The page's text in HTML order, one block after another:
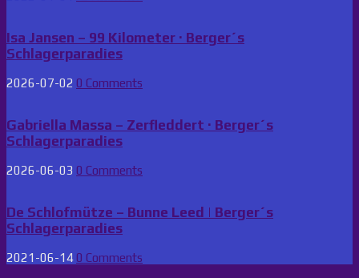
Isa Jansen – 99 Kilometer · Berger´s
Schlagerparadies
2026-07-02 0 Comments
Gabriella Massa – Zerfleddert · Berger´s
Schlagerparadies
2026-06-03 0 Comments
De Schlofmütze – Bunne Leed | Berger´s
Schlagerparadies
2021-06-14 0 Comments